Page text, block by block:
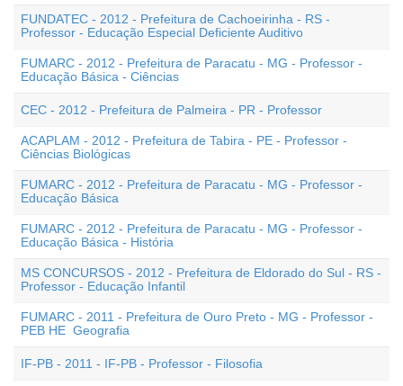
FUNDATEC - 2012 - Prefeitura de Cachoeirinha - RS -
Professor - Educação Especial Deficiente Auditivo
FUMARC - 2012 - Prefeitura de Paracatu - MG - Professor -
Educação Básica - Ciências
CEC - 2012 - Prefeitura de Palmeira - PR - Professor
ACAPLAM - 2012 - Prefeitura de Tabira - PE - Professor -
Ciências Biológicas
FUMARC - 2012 - Prefeitura de Paracatu - MG - Professor -
Educação Básica
FUMARC - 2012 - Prefeitura de Paracatu - MG - Professor -
Educação Básica - História
MS CONCURSOS - 2012 - Prefeitura de Eldorado do Sul - RS -
Professor - Educação Infantil
FUMARC - 2011 - Prefeitura de Ouro Preto - MG - Professor -
PEB HE  Geografia
IF-PB - 2011 - IF-PB - Professor - Filosofia